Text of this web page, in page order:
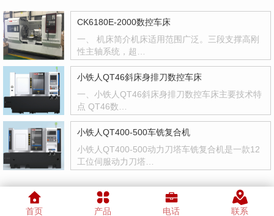
CK6180E-2000数控车床
一、 机床简介机床适用范围广泛。三段支撑高刚
性主轴系统，超…
小铁人QT46斜床身排刀数控车床
一、小铁人QT46斜床身排刀数控车床主要技术特
点 QT46数…
小铁人QT400-500车铣复合机
小铁人QT400-500动力刀塔车铣复合机是一款12
工位伺服动力刀塔…
首页 产品 电话 联系